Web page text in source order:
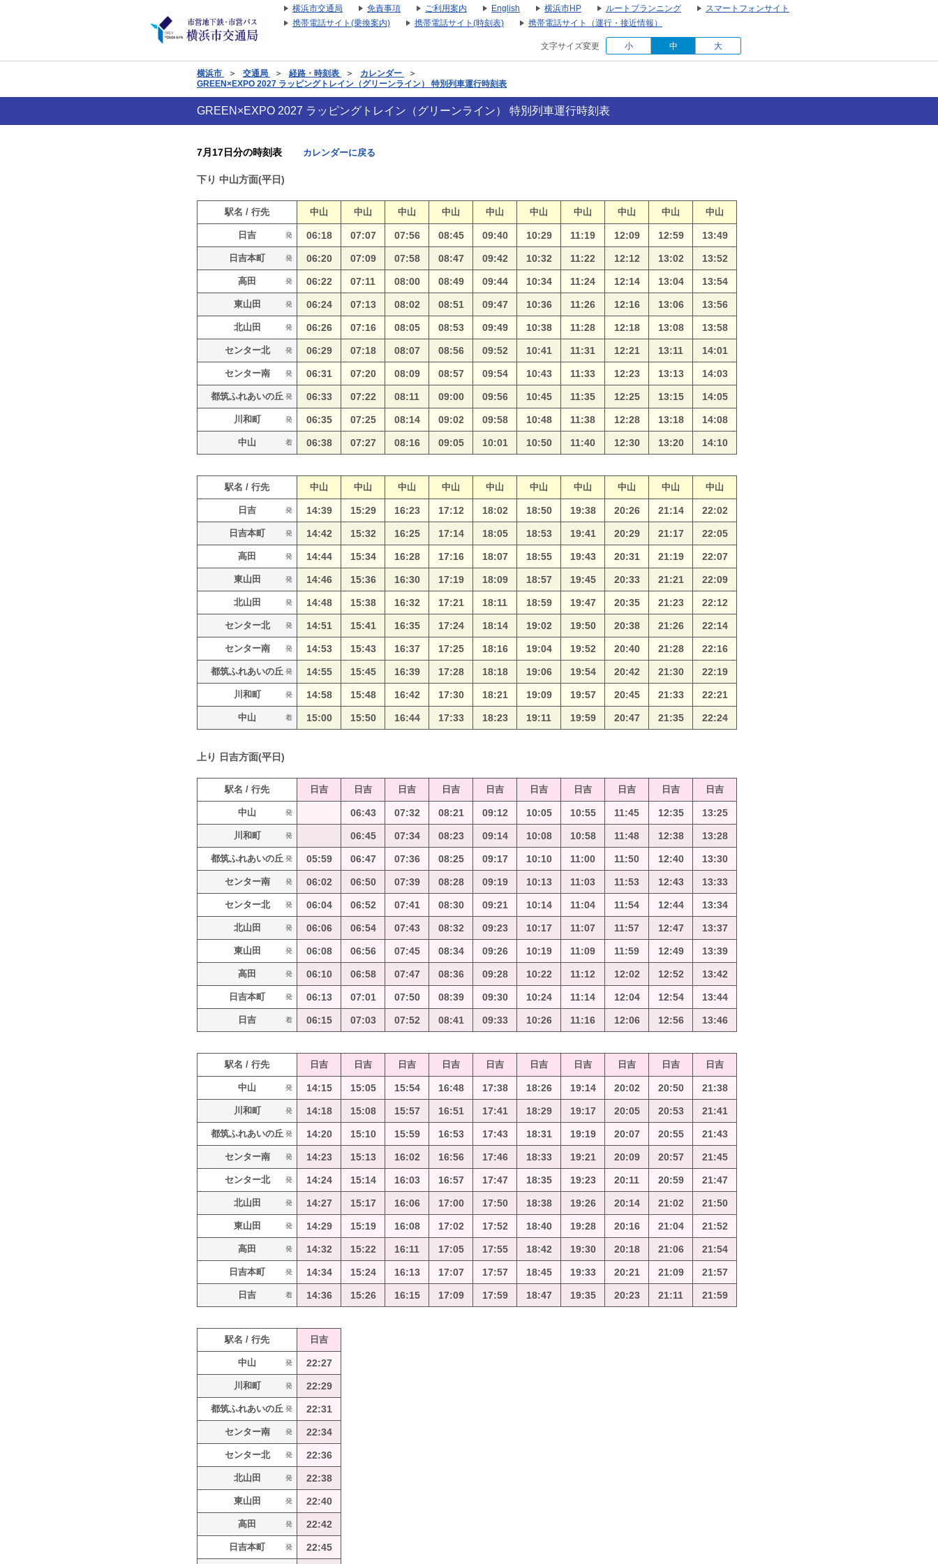
横浜市交通局 免責事項 ご利用案内 English 横浜市HP ルートプランニング
スマートフォンサイト
携帯電話サイト(乗換案内)
携帯電話サイト(時刻表) 携帯電話サイト（運行・接近情報）
横浜市 ＞ 交通局 ＞ 経路・時刻表 ＞ カレンダー
＞
GREEN×EXPO 2027 ラッピングトレイン（グリーンライン） 特別列車運行時刻表
文字サイズ変更 小 中 大
GREEN×EXPO 2027 ラッピングトレイン（グリーンライン） 特別列車運行時刻表
7月17日分の時刻表 カレンダーに戻る
下り 中山方面(平日)
駅名 / 行先 中山 中山 中山 中山 中山 中山 中山 中山 中山 中山
日吉 発 06:18 07:07 07:56 08:45 09:40 10:29 11:19 12:09 12:59 13:49
日吉本町 発 06:20 07:09 07:58 08:47 09:42 10:32 11:22 12:12 13:02 13:52
高田 発 06:22 07:11 08:00 08:49 09:44 10:34 11:24 12:14 13:04 13:54
東山田 発 06:24 07:13 08:02 08:51 09:47 10:36 11:26 12:16 13:06 13:56
北山田 発 06:26 07:16 08:05 08:53 09:49 10:38 11:28 12:18 13:08 13:58
センター北 発 06:29 07:18 08:07 08:56 09:52 10:41 11:31 12:21 13:11 14:01
センター南 発 06:31 07:20 08:09 08:57 09:54 10:43 11:33 12:23 13:13 14:03
都筑ふれあいの丘 発 06:33 07:22 08:11 09:00 09:56 10:45 11:35 12:25 13:15 14:05
川和町 発 06:35 07:25 08:14 09:02 09:58 10:48 11:38 12:28 13:18 14:08
中山 着 06:38 07:27 08:16 09:05 10:01 10:50 11:40 12:30 13:20 14:10
駅名 / 行先 中山 中山 中山 中山 中山 中山 中山 中山 中山 中山
日吉 発 14:39 15:29 16:23 17:12 18:02 18:50 19:38 20:26 21:14 22:02
日吉本町 発 14:42 15:32 16:25 17:14 18:05 18:53 19:41 20:29 21:17 22:05
高田 発 14:44 15:34 16:28 17:16 18:07 18:55 19:43 20:31 21:19 22:07
東山田 発 14:46 15:36 16:30 17:19 18:09 18:57 19:45 20:33 21:21 22:09
北山田 発 14:48 15:38 16:32 17:21 18:11 18:59 19:47 20:35 21:23 22:12
センター北 発 14:51 15:41 16:35 17:24 18:14 19:02 19:50 20:38 21:26 22:14
センター南 発 14:53 15:43 16:37 17:25 18:16 19:04 19:52 20:40 21:28 22:16
都筑ふれあいの丘 発 14:55 15:45 16:39 17:28 18:18 19:06 19:54 20:42 21:30 22:19
川和町 発 14:58 15:48 16:42 17:30 18:21 19:09 19:57 20:45 21:33 22:21
中山 着 15:00 15:50 16:44 17:33 18:23 19:11 19:59 20:47 21:35 22:24
上り 日吉方面(平日)
駅名 / 行先 日吉 日吉 日吉 日吉 日吉 日吉 日吉 日吉 日吉 日吉
中山 発 06:43 07:32 08:21 09:12 10:05 10:55 11:45 12:35 13:25
川和町 発 06:45 07:34 08:23 09:14 10:08 10:58 11:48 12:38 13:28
都筑ふれあいの丘 発 05:59 06:47 07:36 08:25 09:17 10:10 11:00 11:50 12:40 13:30
センター南 発 06:02 06:50 07:39 08:28 09:19 10:13 11:03 11:53 12:43 13:33
センター北 発 06:04 06:52 07:41 08:30 09:21 10:14 11:04 11:54 12:44 13:34
北山田 発 06:06 06:54 07:43 08:32 09:23 10:17 11:07 11:57 12:47 13:37
東山田 発 06:08 06:56 07:45 08:34 09:26 10:19 11:09 11:59 12:49 13:39
高田 発 06:10 06:58 07:47 08:36 09:28 10:22 11:12 12:02 12:52 13:42
日吉本町 発 06:13 07:01 07:50 08:39 09:30 10:24 11:14 12:04 12:54 13:44
日吉 着 06:15 07:03 07:52 08:41 09:33 10:26 11:16 12:06 12:56 13:46
駅名 / 行先 日吉 日吉 日吉 日吉 日吉 日吉 日吉 日吉 日吉 日吉
中山 発 14:15 15:05 15:54 16:48 17:38 18:26 19:14 20:02 20:50 21:38
川和町 発 14:18 15:08 15:57 16:51 17:41 18:29 19:17 20:05 20:53 21:41
都筑ふれあいの丘 発 14:20 15:10 15:59 16:53 17:43 18:31 19:19 20:07 20:55 21:43
センター南 発 14:23 15:13 16:02 16:56 17:46 18:33 19:21 20:09 20:57 21:45
センター北 発 14:24 15:14 16:03 16:57 17:47 18:35 19:23 20:11 20:59 21:47
北山田 発 14:27 15:17 16:06 17:00 17:50 18:38 19:26 20:14 21:02 21:50
東山田 発 14:29 15:19 16:08 17:02 17:52 18:40 19:28 20:16 21:04 21:52
高田 発 14:32 15:22 16:11 17:05 17:55 18:42 19:30 20:18 21:06 21:54
日吉本町 発 14:34 15:24 16:13 17:07 17:57 18:45 19:33 20:21 21:09 21:57
日吉 着 14:36 15:26 16:15 17:09 17:59 18:47 19:35 20:23 21:11 21:59
駅名 / 行先 日吉
中山 発 22:27
川和町 発 22:29
都筑ふれあいの丘 発 22:31
センター南 発 22:34
センター北 発 22:36
北山田 発 22:38
東山田 発 22:40
高田 発 22:42
日吉本町 発 22:45